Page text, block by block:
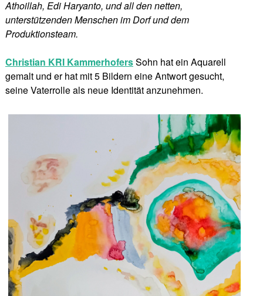
Athoillah, Edi Haryanto, und all den netten,
unterstützenden Menschen im Dorf und dem
Produktionsteam.
Christian KRI KammerhofersSohn hat ein Aquarell
gemalt und er hat mit 5 Bildern eine Antwort gesucht,
seine Vaterrolle als neue Identität anzunehmen.